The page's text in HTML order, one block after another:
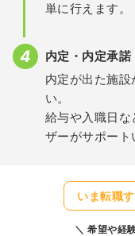
単に行えます。
内定・内定承諾
内定が出た施
い。
給与や入職日
ザーがサポート
いま転職
希望や経